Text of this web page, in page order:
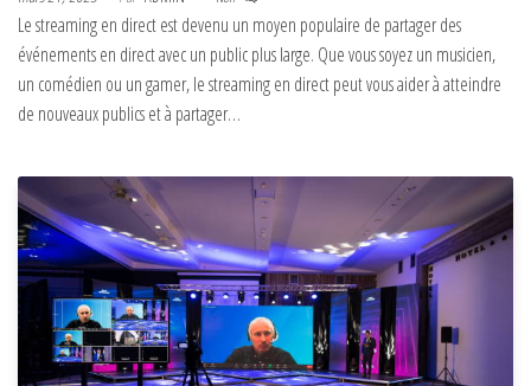
Le streaming en direct est devenu un moyen populaire de partager des
événements en direct avec un public plus large. Que vous soyez un musicien,
un comédien ou un gamer, le streaming en direct peut vous aider à atteindre
de nouveaux publics et à partager…